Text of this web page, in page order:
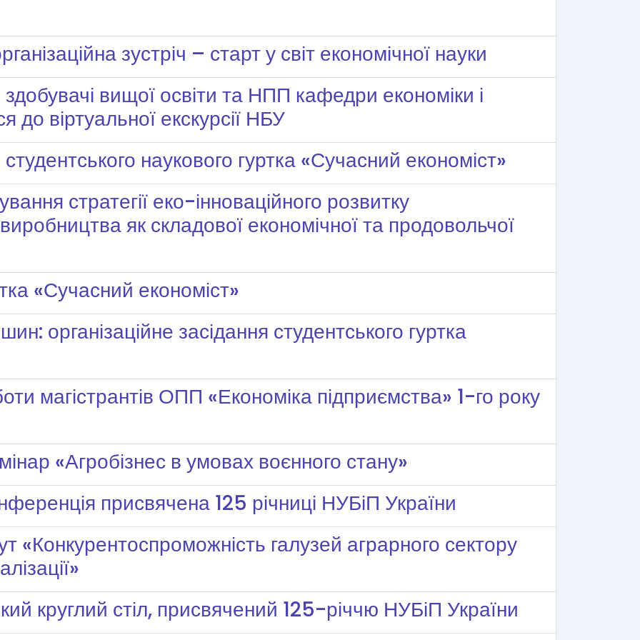
зустріч – старт у світ економічної науки
вищої освіти та НПП кафедри економіки і
віртуальної екскурсії НБУ
наукового гуртка «Сучасний економіст»
стратегії еко-інноваційного розвитку
як складової економічної та продовольчої
«Сучасний економіст»
організаційне засідання студентського гуртка
магістрантів ОПП «Економіка підприємства» 1-го року
«Агробізнес в умовах воєнного стану»
присвячена 125 річниці НУБіП України
«Конкурентоспроможність галузей аграрного сектору
круглий стіл, присвячений 125-річчю НУБіП України